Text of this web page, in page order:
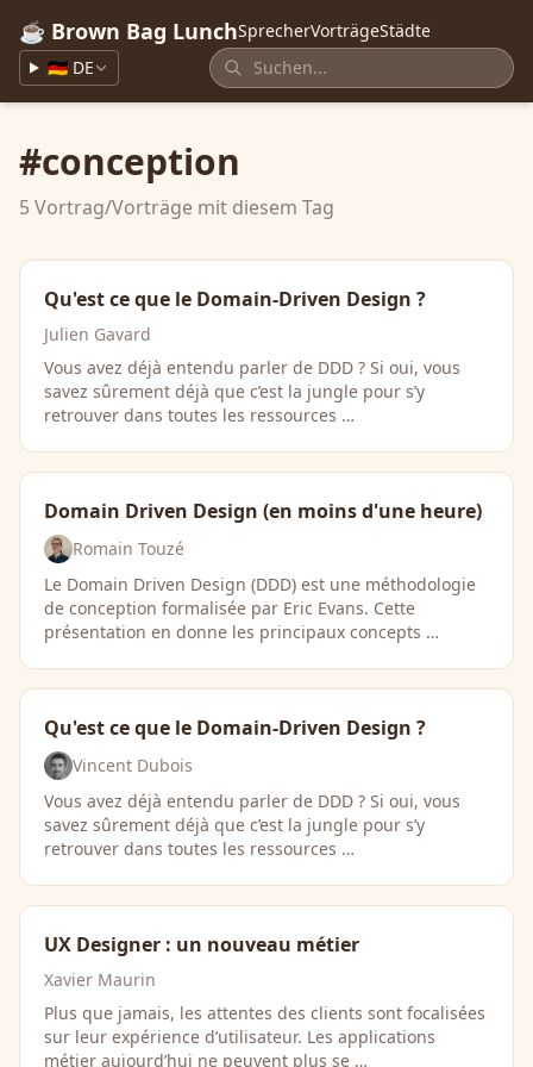
☕ Brown Bag LunchSprecherVorträgeStädte
🇩🇪 DE
#conception
5 Vortrag/Vorträge mit diesem Tag
Qu'est ce que le Domain-Driven Design ?
Julien Gavard
Vous avez déjà entendu parler de DDD ? Si oui, vous
savez sûrement déjà que c’est la jungle pour s’y
retrouver dans toutes les ressources …
Domain Driven Design (en moins d'une heure)
Romain Touzé
Le Domain Driven Design (DDD) est une méthodologie
de conception formalisée par Eric Evans. Cette
présentation en donne les principaux concepts …
Qu'est ce que le Domain-Driven Design ?
Vincent Dubois
Vous avez déjà entendu parler de DDD ? Si oui, vous
savez sûrement déjà que c’est la jungle pour s’y
retrouver dans toutes les ressources …
UX Designer : un nouveau métier
Xavier Maurin
Plus que jamais, les attentes des clients sont focalisées
sur leur expérience d’utilisateur. Les applications
métier aujourd’hui ne peuvent plus se …